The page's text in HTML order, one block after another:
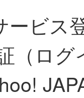
ービス
（ロ